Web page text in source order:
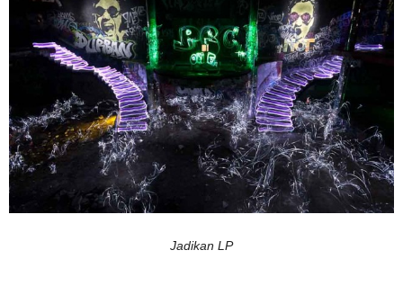
Jadikan LP